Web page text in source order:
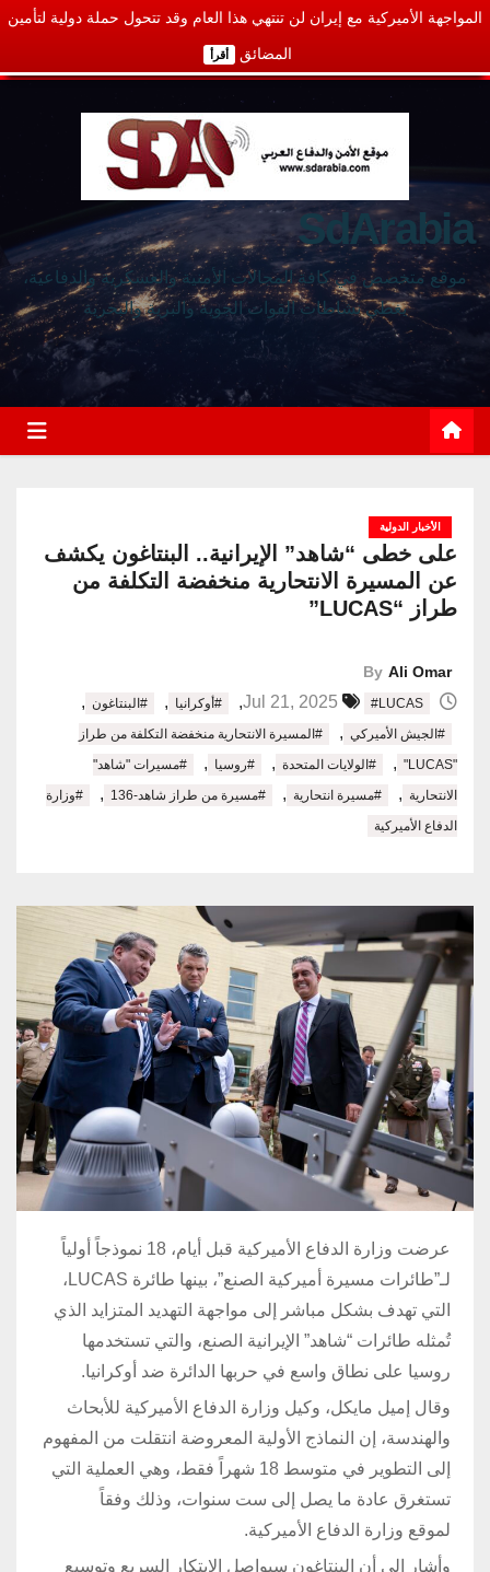
المواجهة الأميركية مع إيران لن تنتهي هذا العام وقد تتحول حملة دولية لتأمين
المضائق أقرأ
SdArabia
موقع متخصص في كافة المجالات الأمنية والعسكرية والدفاعية،
يغطي نشاطات القوات الجوية والبرية والبحرية
الأخبار الدولية
على خطى “شاهد” الإيرانية.. البنتاغون يكشف
عن المسيرة الانتحارية منخفضة التكلفة من
طراز “LUCAS”
By Ali Omar
#LUCAS
, #أوكرانيا , #البنتاغون ,
#الجيش الأميركي ,
#المسيرة الانتحارية منخفضة التكلفة من طراز
"LUCAS"
, #الولايات المتحدة , #روسيا ,
#مسيرات "شاهد"
الانتحارية , #مسيرة انتحارية , #مسيرة من طراز شاهد-136 ,
#وزارة
الدفاع الأميركية
عرضت وزارة الدفاع الأميركية قبل أيام، 18 نموذجاً أولياً
لـ”طائرات مسيرة أميركية الصنع”، بينها طائرة LUCAS،
التي تهدف بشكل مباشر إلى مواجهة التهديد المتزايد الذي
تُمثله طائرات “شاهد” الإيرانية الصنع، والتي تستخدمها
روسيا على نطاق واسع في حربها الدائرة ضد أوكرانيا.
وقال إميل مايكل، وكيل وزارة الدفاع الأميركية للأبحاث
والهندسة، إن النماذج الأولية المعروضة انتقلت من المفهوم
إلى التطوير في متوسط 18 شهراً فقط، وهي العملية التي
تستغرق عادة ما يصل إلى ست سنوات، وذلك وفقاً
لموقع وزارة الدفاع الأميركية.
وأشار إلى أن البنتاغون سيواصل الابتكار السريع وتوسيع